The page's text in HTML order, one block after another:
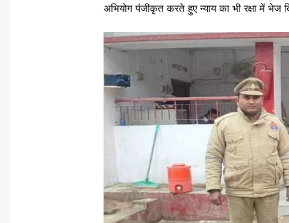
अभियोग पंजीकृत करते हुए न्याय का भी रक्षा में भेज